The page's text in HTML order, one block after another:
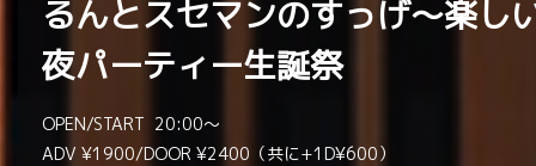
るんとスセマンのすっげ〜楽し
夜パーティー生誕祭
OPEN/START 20:00〜
ADV ¥1900/DOOR ¥2400（共に+1D¥600）